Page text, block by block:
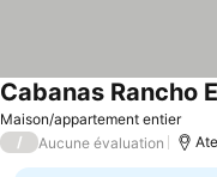
Maison/appartement entier
Cabanas Rancho
/ Aucune évaluation